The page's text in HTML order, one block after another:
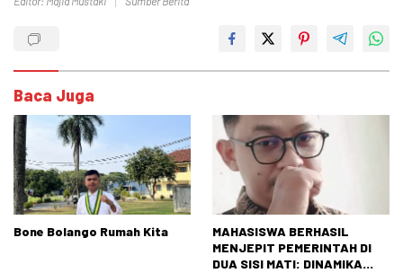
Baca Juga
Bone Bolango Rumah Kita
MAHASISWA BERHASIL
MENJEPIT PEMERINTAH DI
DUA SISI MATI: DINAMIKA